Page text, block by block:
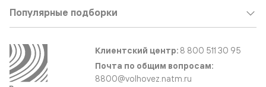
Популярные подборки
Клиентский центр: 8 800 511 30 95
Почта по общим вопросам:
8800@volhovez.natm.ru